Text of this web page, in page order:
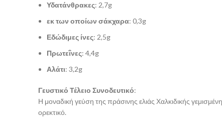
Υδατάνθρακες: 2,7g
εκ των οποίων σάκχαρα: 0,3g
Εδώδιμες ίνες: 2,5g
Πρωτεΐνες: 4,4g
Αλάτι: 3,2g
Γευστικό Τέλειο Συνοδευτικό:
Η μοναδική γεύση της πράσινης ελιάς Χαλκιδικής
ορεκτικό.